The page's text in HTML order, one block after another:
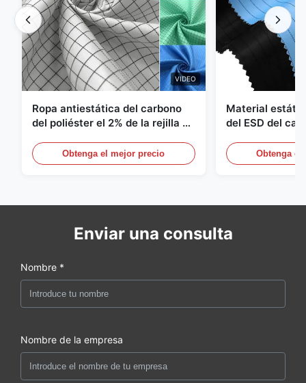
VIDEO
Ropa antiestática del carbono
del poliéster el 2% de la rejilla el
1/2
Obtenga el mejor precio
Material
del ESD del
Obtenga el
Enviar una consulta
Nombre *
Nombre de la empresa